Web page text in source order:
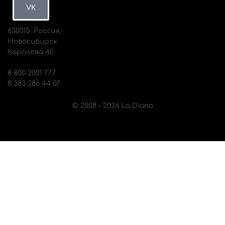
VK
630015. Россия,
Новосибирск
Королева 40
8 800 2001 777
8 383 286 44 07
© 2008 – 2026 La Diano